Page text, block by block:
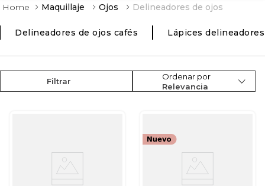
Maquillaje Ojos Delineadores de ojos
Delineadores de ojos cafés Lápices delineadores
Filtrar
Ordenar por
Relevancia